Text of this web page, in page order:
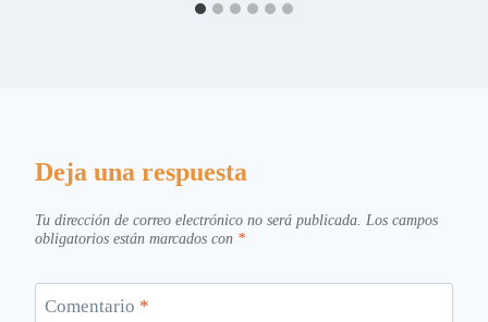
Deja una respuesta
Tu dirección de correo electrónico no será publicada. Los campos
obligatorios están marcados con *
Comentario *